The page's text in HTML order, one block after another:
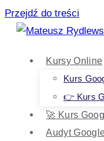
Przejdź do treści
Kursy Online
Kurs
👉 Kurs
🚀 Kurs
Audyt